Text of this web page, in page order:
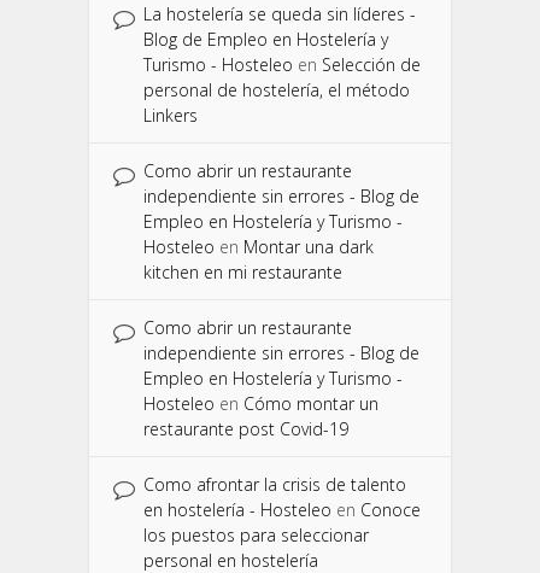
La hostelería se queda sin líderes -
Blog de Empleo en Hostelería y
Turismo - Hosteleo en Selección de
personal de hostelería, el método
Linkers
Como abrir un restaurante
independiente sin errores - Blog de
Empleo en Hostelería y Turismo -
Hosteleo en Montar una dark
kitchen en mi restaurante
Como abrir un restaurante
independiente sin errores - Blog de
Empleo en Hostelería y Turismo -
Hosteleo en Cómo montar un
restaurante post Covid-19
Como afrontar la crisis de talento
en hostelería - Hosteleo en Conoce
los puestos para seleccionar
personal en hostelería